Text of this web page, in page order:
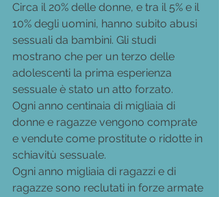
Circa il 20% delle donne, e tra il 5% e il
10% degli uomini, hanno subito abusi
sessuali da bambini. Gli studi
mostrano che per un terzo delle
adolescenti la prima esperienza
sessuale è stato un atto forzato.
Ogni anno centinaia di migliaia di
donne e ragazze vengono comprate
e vendute come prostitute o ridotte in
schiavitù sessuale.
Ogni anno migliaia di ragazzi e di
ragazze sono reclutati in forze armate